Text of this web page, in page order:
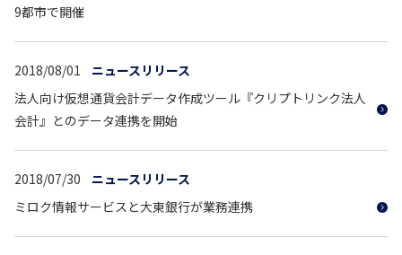
9都市で開催
2018/08/01
ニュースリリース
法人向け仮想通貨会計データ作成ツール『クリプトリンク法人
会計』とのデータ連携を開始
2018/07/30
ニュースリリース
ミロク情報サービスと大東銀行が業務連携